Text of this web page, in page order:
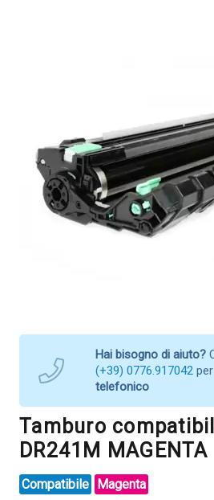
Hai bisogno di aiuto?
(+39) 0776.917042
telefonico
Tamburo
DR241M MAGENTA
Compatibile Magenta